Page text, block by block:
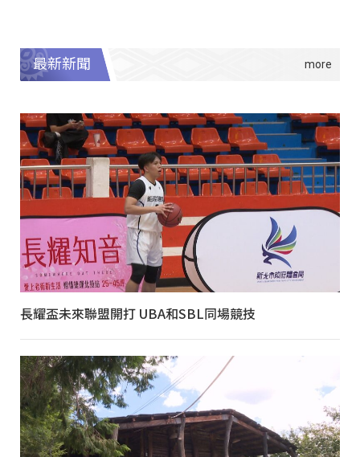
最新新聞
長耀盃未來聯盟開打 UBA和SBL同場競技